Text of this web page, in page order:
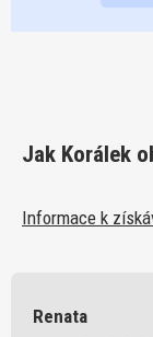
Jak Korálek
Informace k
Renata